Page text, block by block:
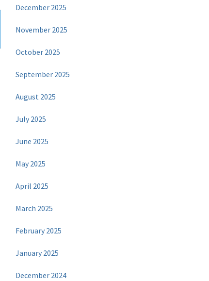
December 2025
November 2025
October 2025
September 2025
August 2025
July 2025
June 2025
May 2025
April 2025
March 2025
February 2025
January 2025
December 2024